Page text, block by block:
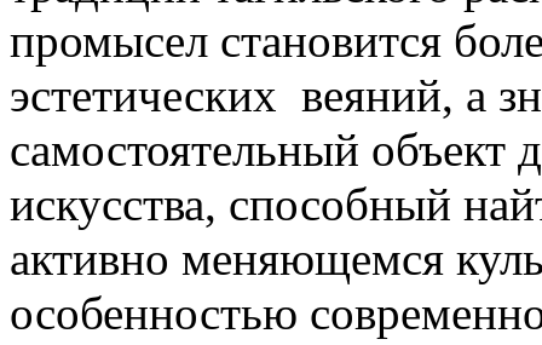
промысел становится
эстетических веяний, а
самостоятельный объект
искусства, способный
активно меняющемся
особенностью